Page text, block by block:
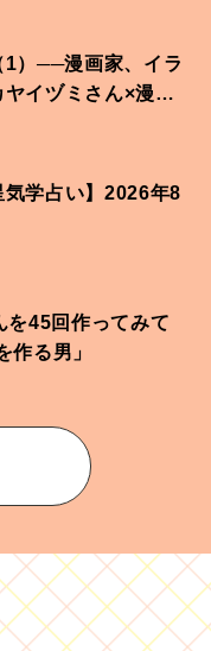
1）──漫画家、イラ
イヅミさん×漫画
気学占い】2026年8
45回作ってみて
る男」